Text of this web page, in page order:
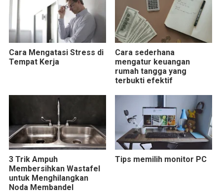
Cara Mengatasi Stress di
Tempat Kerja
Cara sederhana
mengatur keuangan
rumah tangga yang
terbukti efektif
3 Trik Ampuh
Membersihkan Wastafel
untuk Menghilangkan
Noda Membandel
Tips memilih monitor PC